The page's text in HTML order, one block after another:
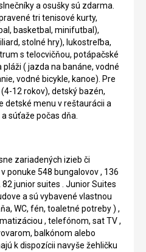
a osušky sú zdarma.
tri tenisové kurty,
basketbal, minifutbal),
stolné hry), lukostreľba,
s telocvičňou, potápačské
( jazda na banáne, vodné
vodné bicykle, kanoe). Pre
12 rokov), detský bazén,
detské menu v reštaurácii a
súťaže počas dňa.
zariadených izieb či
ponuke 548 bungalovov , 136
junior suites . Junior Suites
a sú vybavené vlastnou
WC, fén, toaletné potreby ) ,
, telefónom, sat TV ,
balkónom alebo
k dispozícii navyše žehličku